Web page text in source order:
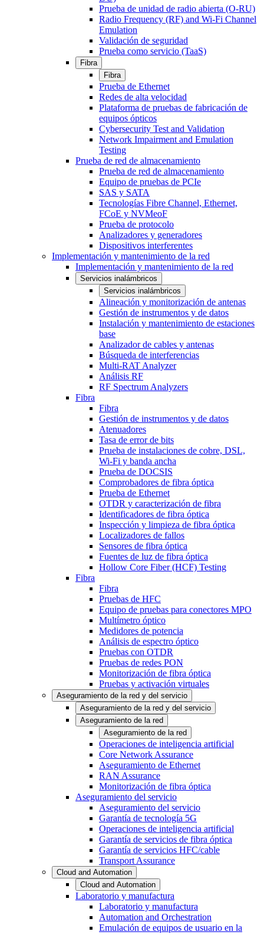
Prueba de unidad de radio abierta (O-RU)
Radio Frequency (RF) and Wi-Fi Channel
Emulation
Validación de seguridad
Prueba como servicio (TaaS)
Fibra
Fibra
Prueba de Ethernet
Redes de alta velocidad
Plataforma de pruebas de fabricación de
equipos ópticos
Cybersecurity Test and Validation
Network Impairment and Emulation
Testing
Prueba de red de almacenamiento
Prueba de red de almacenamiento
Equipo de pruebas de PCIe
SAS y SATA
Tecnologías Fibre Channel, Ethernet,
FCoE y NVMeoF
Prueba de protocolo
Analizadores y generadores
Dispositivos interferentes
Implementación y mantenimiento de la red
Implementación y mantenimiento de la red
Servicios inalámbricos
Servicios inalámbricos
Alineación y monitorización de antenas
Gestión de instrumentos y de datos
Instalación y mantenimiento de estaciones
base
Analizador de cables y antenas
Búsqueda de interferencias
Multi-RAT Analyzer
Análisis RF
RF Spectrum Analyzers
Fibra
Fibra
Gestión de instrumentos y de datos
Atenuadores
Tasa de error de bits
Prueba de instalaciones de cobre, DSL,
Wi-Fi y banda ancha
Prueba de DOCSIS
Comprobadores de fibra óptica
Prueba de Ethernet
OTDR y caracterización de fibra
Identificadores de fibra óptica
Inspección y limpieza de fibra óptica
Localizadores de fallos
Sensores de fibra óptica
Fuentes de luz de fibra óptica
Hollow Core Fiber (HCF) Testing
Fibra
Fibra
Pruebas de HFC
Equipo de pruebas para conectores MPO
Multímetro óptico
Medidores de potencia
Análisis de espectro óptico
Pruebas con OTDR
Pruebas de redes PON
Monitorización de fibra óptica
Pruebas y activación virtuales
Aseguramiento de la red y del servicio
Aseguramiento de la red y del servicio
Aseguramiento de la red
Aseguramiento de la red
Operaciones de inteligencia artificial
Core Network Assurance
Aseguramiento de Ethernet
RAN Assurance
Monitorización de fibra óptica
Aseguramiento del servicio
Aseguramiento del servicio
Garantía de tecnología 5G
Operaciones de inteligencia artificial
Garantía de servicios de fibra óptica
Garantía de servicios HFC/cable
Transport Assurance
Cloud and Automation
Cloud and Automation
Laboratorio y manufactura
Laboratorio y manufactura
Automation and Orchestration
Emulación de equipos de usuario en la